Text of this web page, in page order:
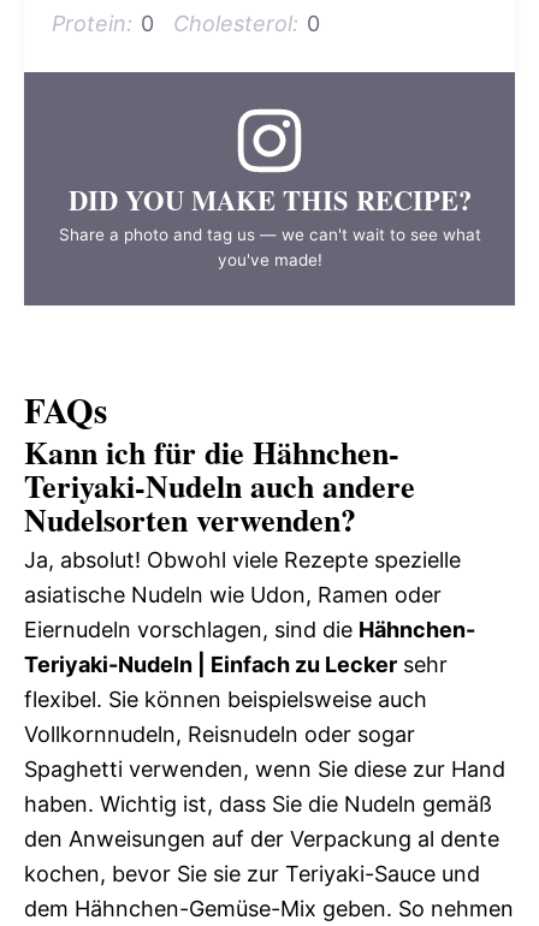
Protein: 0 Cholesterol: 0
DID YOU MAKE THIS RECIPE?
Share a photo and tag us — we can't wait to see what
you've made!
FAQs
Kann ich für die Hähnchen-
Teriyaki-Nudeln auch andere
Nudelsorten verwenden?
Ja, absolut! Obwohl viele Rezepte spezielle
asiatische Nudeln wie Udon, Ramen oder
Eiernudeln vorschlagen, sind die Hähnchen-
Teriyaki-Nudeln | Einfach zu Lecker sehr
flexibel. Sie können beispielsweise auch
Vollkornnudeln, Reisnudeln oder sogar
Spaghetti verwenden, wenn Sie diese zur Hand
haben. Wichtig ist, dass Sie die Nudeln gemäß
den Anweisungen auf der Verpackung al dente
kochen, bevor Sie sie zur Teriyaki-Sauce und
dem Hähnchen-Gemüse-Mix geben. So nehmen